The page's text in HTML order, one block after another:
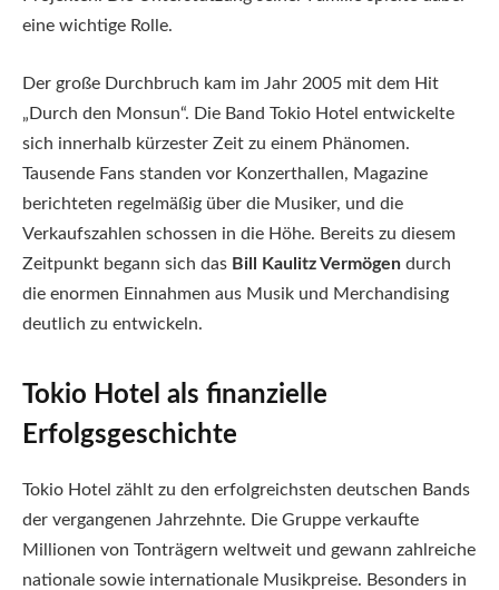
eine wichtige Rolle.
Der große Durchbruch kam im Jahr 2005 mit dem Hit
„Durch den Monsun“. Die Band Tokio Hotel entwickelte
sich innerhalb kürzester Zeit zu einem Phänomen.
Tausende Fans standen vor Konzerthallen, Magazine
berichteten regelmäßig über die Musiker, und die
Verkaufszahlen schossen in die Höhe. Bereits zu diesem
Zeitpunkt begann sich das Bill Kaulitz Vermögen durch
die enormen Einnahmen aus Musik und Merchandising
deutlich zu entwickeln.
Tokio Hotel als finanzielle
Erfolgsgeschichte
Tokio Hotel zählt zu den erfolgreichsten deutschen Bands
der vergangenen Jahrzehnte. Die Gruppe verkaufte
Millionen von Tonträgern weltweit und gewann zahlreiche
nationale sowie internationale Musikpreise. Besonders in